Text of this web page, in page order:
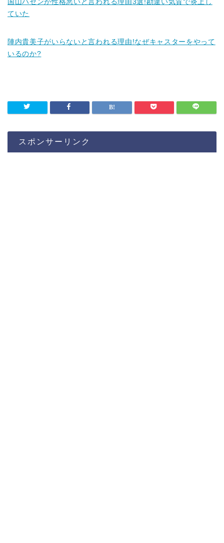
国山ハセンが性格悪いと言われる理由3選!勘違い気質で炎上し
ていた
陣内貴美子がいらないと言われる理由!なぜキャスターをやって
いるのか?
スポンサーリンク